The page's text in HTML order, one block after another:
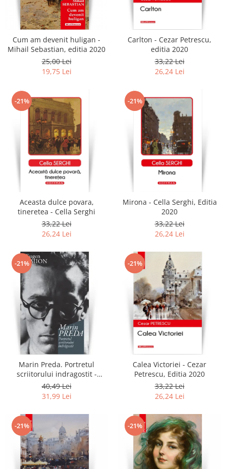
Literatura
Clasica
Contemporana
Moderna
Non-fictiune
Calatorii
Memorii
Publicistica / Reportaje / Interviuri
Stiinte umaniste
Sociologie si filozofie
Cum am devenit huligan -
Mihail Sebastian, editia 2020
25,00 Lei
19,75 Lei
Carlton - Cezar Petrescu,
editia 2020
33,22 Lei
26,24 Lei
-21%
Aceasta dulce povara,
tineretea - Cella Serghi
33,22 Lei
26,24 Lei
-21%
Mirona - Cella Serghi, Editia
2020
33,22 Lei
26,24 Lei
-21%
Marin Preda. Portretul
scriitorului indragostit -
Eugen Simion
40,49 Lei
31,99 Lei
-21%
Calea Victoriei - Cezar
Petrescu, Editia 2020
33,22 Lei
26,24 Lei
-21% -21%